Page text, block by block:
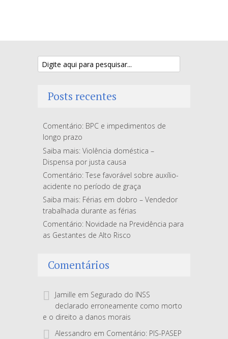
Posts recentes
Comentário: BPC e impedimentos de
longo prazo
Saiba mais: Violência doméstica –
Dispensa por justa causa
Comentário: Tese favorável sobre auxílio-
acidente no período de graça
Saiba mais: Férias em dobro – Vendedor
trabalhada durante as férias
Comentário: Novidade na Previdência para
as Gestantes de Alto Risco
Comentários
Jamille em Segurado do INSS
declarado erroneamente como morto
e o direito a danos morais
Alessandro em Comentário: PIS-PASEP